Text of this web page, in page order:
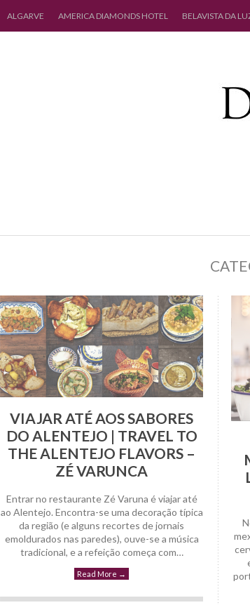
ALGARVE AMERICA DIAMONDS HOTEL BELAVISTA DA
VIAJAR ATÉ AOS SABORES
DO ALENTEJO | TRAVEL TO
THE ALENTEJO FLAVORS –
ZÉ VARUNCA
Entrar no restaurante Zé Varuna é viajar até
ao Alentejo. Encontra-se uma decoração típica
da região (e alguns recortes de jornais
emoldurados nas paredes), ouve-se a música
tradicional, e a refeição começa com…
Read More →